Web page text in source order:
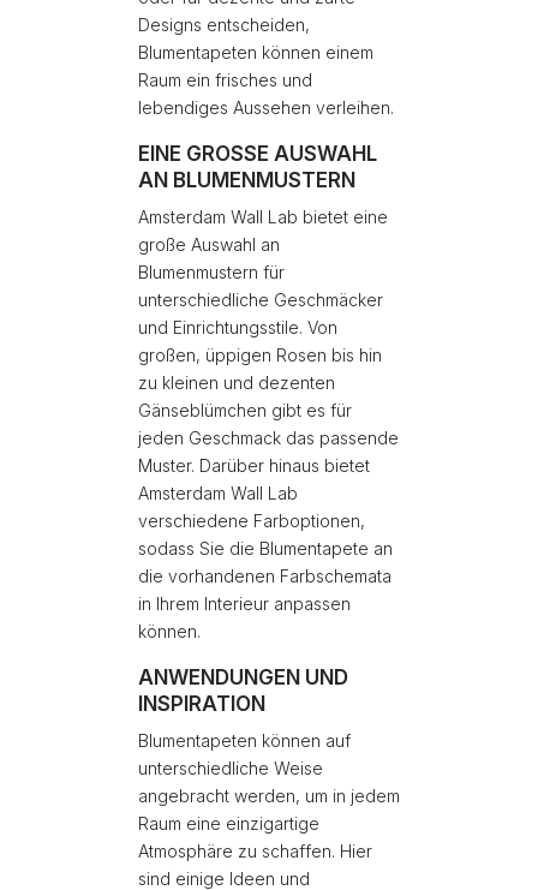
Designs entscheiden,
Blumentapeten können einem
Raum ein frisches und
lebendiges Aussehen verleihen.
EINE GROSSE AUSWAHL
AN BLUMENMUSTERN
Amsterdam Wall Lab bietet eine
große Auswahl an
Blumenmustern für
unterschiedliche Geschmäcker
und Einrichtungsstile. Von
großen, üppigen Rosen bis hin
zu kleinen und dezenten
Gänseblümchen gibt es für
jeden Geschmack das passende
Muster. Darüber hinaus bietet
Amsterdam Wall Lab
verschiedene Farboptionen,
sodass Sie die Blumentapete an
die vorhandenen Farbschemata
in Ihrem Interieur anpassen
können.
ANWENDUNGEN UND
INSPIRATION
Blumentapeten können auf
unterschiedliche Weise
angebracht werden, um in jedem
Raum eine einzigartige
Atmosphäre zu schaffen. Hier
sind einige Ideen und